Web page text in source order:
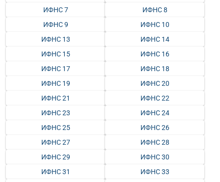
ИФНС 7
ИФНС 8
ИФНС 9
ИФНС 10
ИФНС 13
ИФНС 14
ИФНС 15
ИФНС 16
ИФНС 17
ИФНС 18
ИФНС 19
ИФНС 20
ИФНС 21
ИФНС 22
ИФНС 23
ИФНС 24
ИФНС 25
ИФНС 26
ИФНС 27
ИФНС 28
ИФНС 29
ИФНС 30
ИФНС 31
ИФНС 33